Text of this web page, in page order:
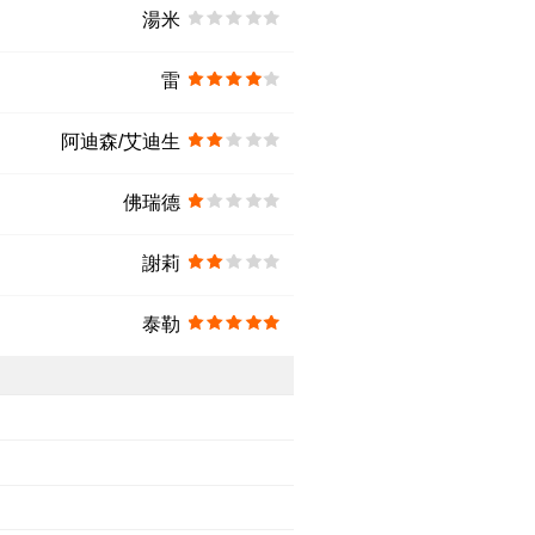
湯米
雷
阿迪森/艾迪生
佛瑞德
謝莉
泰勒